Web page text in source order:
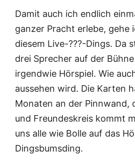
Damit auch ich endlich
ganzer Pracht erlebe, gehe
diesem Live-???-Dings. Da
drei Sprecher auf der
irgendwie Hörspiel. Wie
aussehen wird. Die Karten
Monaten an der Pinnwand,
und Freundeskreis kommt
uns alle wie Bolle auf das
Dingsbumsding.